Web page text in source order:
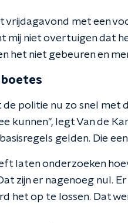
vrijdagavond met een
mij niet overtuigen dat
het niet gebeuren en
boetes
de politie nu zo snel met
kunnen", legt Van de
gelden. Die
laten onderzoeken
zijn er nagenoeg nul.
het op te lossen. Dat